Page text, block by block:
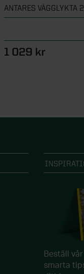
ANTARES VÄGGLYKTA
1 029 kr
Beställ
smarta